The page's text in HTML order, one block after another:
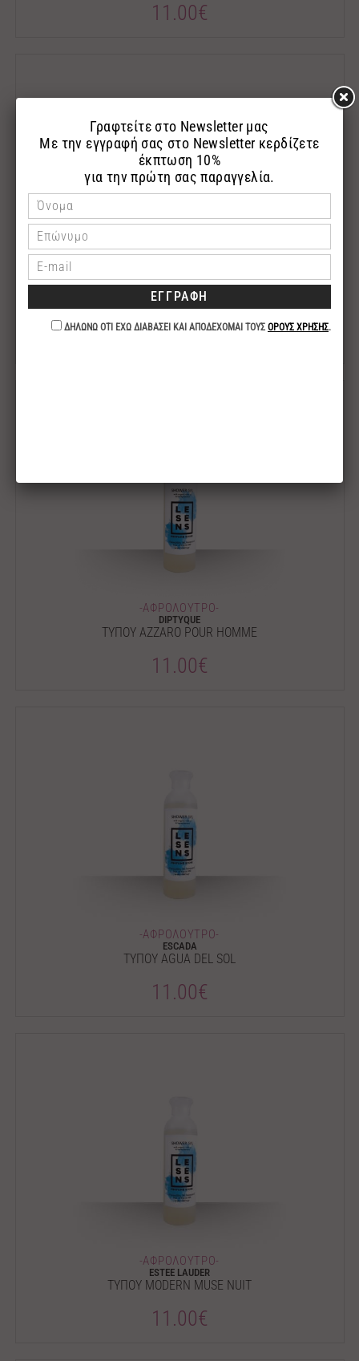
11.00€
-ΑΦΡΟΛΟΥΤΡΟ-
DIESEL
ΤΥΠΟΥ BAD
-ΑΦΡΟΛΟΥΤΡΟ-
DIPTYQUE
ΤΥΠΟΥ AZZARO POUR HOMME
11.00€
-ΑΦΡΟΛΟΥΤΡΟ-
ESCADA
ΤΥΠΟΥ AGUA DEL SOL
11.00€
-ΑΦΡΟΛΟΥΤΡΟ-
ESTEE LAUDER
ΤΥΠΟΥ MODERN MUSE NUIT
11.00€